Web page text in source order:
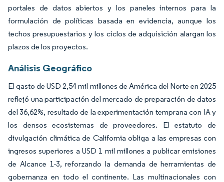
portales de datos abiertos y los paneles internos para la
formulación de políticas basada en evidencia, aunque los
techos presupuestarios y los ciclos de adquisición alargan los
plazos de los proyectos.
Análisis Geográfico
El gasto de USD 2,54 mil millones de América del Norte en 2025
reflejó una participación del mercado de preparación de datos
del 36,62%, resultado de la experimentación temprana con IA y
los densos ecosistemas de proveedores. El estatuto de
divulgación climática de California obliga a las empresas con
ingresos superiores a USD 1 mil millones a publicar emisiones
de Alcance 1-3, reforzando la demanda de herramientas de
gobernanza en todo el continente. Las multinacionales con